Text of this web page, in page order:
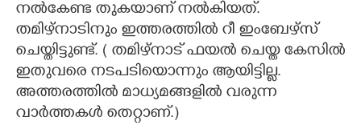
നൽകേണ്ട തുകയാണ് നൽകിയത്.
തമിഴ്നാടിനും ഇത്തരത്തിൽ റീ ഇംബേഴ്സ്
ചെയ്തിട്ടുണ്ട്. ( തമിഴ്നാട് ഫയൽ ചെയ്ത കേസിൽ
ഇതുവരെ നടപടിയൊന്നും ആയിട്ടില്ല.
അത്തരത്തിൽ മാധ്യമങ്ങളിൽ വരുന്ന
വാർത്തകൾ തെറ്റാണ്.)